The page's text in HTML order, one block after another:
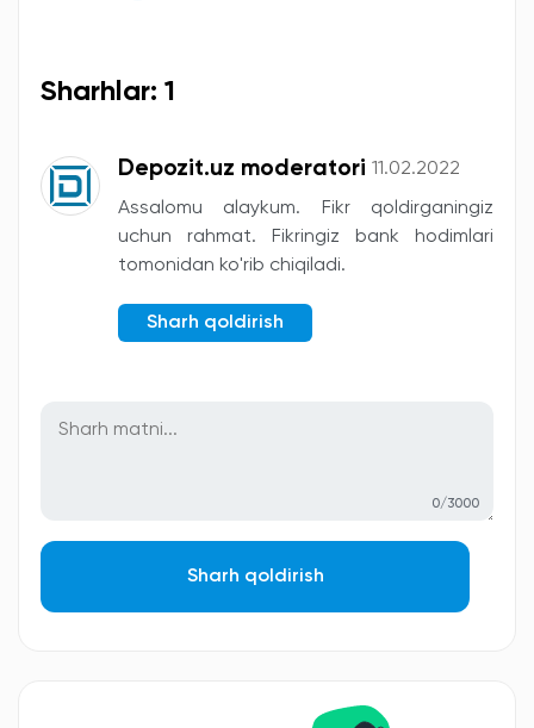
Sharhlar: 1
Depozit.uz moderatori 11.02.2022
Assalomu alaykum. Fikr qoldirganingiz
uchun rahmat. Fikringiz bank hodimlari
tomonidan ko'rib chiqiladi.
Sharh qoldirish
0/3000
Sharh qoldirish